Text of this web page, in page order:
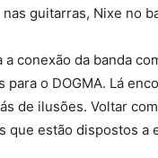
guitarras, Nixe no
conexão da banda
para o DOGMA. Lá
de ilusões. Voltar
que estão dispostos a